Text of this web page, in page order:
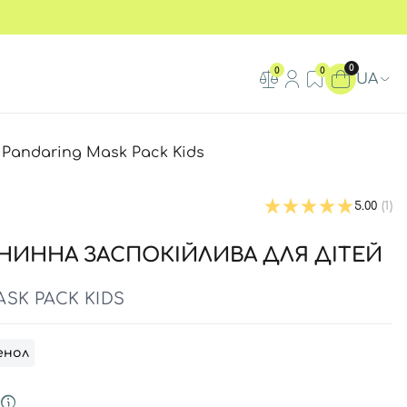
0 0 0
UA
Mask Pack Kids
5.00 (1)
ЗАСПОКІЙЛИВА ДЛЯ ДІТЕЙ
PACK KIDS